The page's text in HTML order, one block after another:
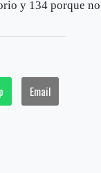
y 134 porque
Email